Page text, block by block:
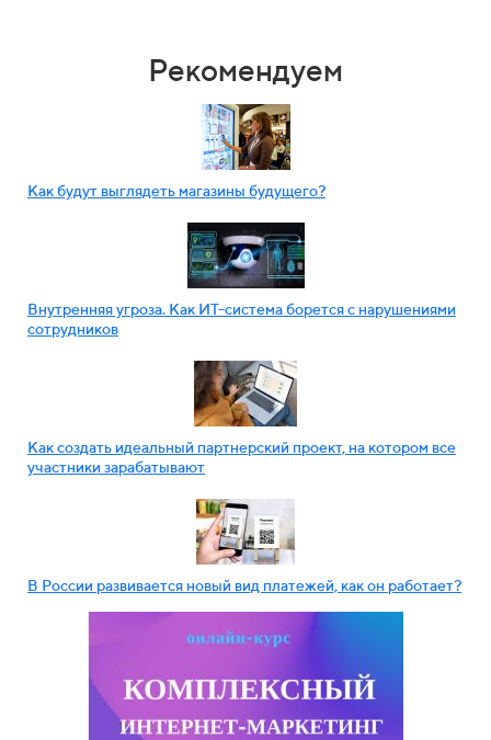
Рекомендуем
Как будут выглядеть магазины будущего?
Внутренняя угроза. Как ИТ-система борется с нарушениями
сотрудников
Как создать идеальный партнерский проект, на котором все
участники зарабатывают
В России развивается новый вид платежей, как он работает?